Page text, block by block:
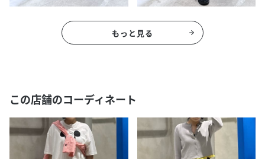
もっと見る
この店舗のコーディネート